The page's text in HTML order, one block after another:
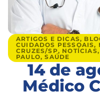
ARTIGOS E DICAS,
CUIDADOS PESSOAIS,
CRUZES/SP, NOTÍCIAS
PAULO,SAÚDE
14 de
Médico